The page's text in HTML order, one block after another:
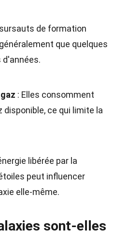
de formation
que quelques
d'années.
: Elles consomment
disponible, ce qui limite la
libérée par la
peut influencer
elle-même.
sont-elles